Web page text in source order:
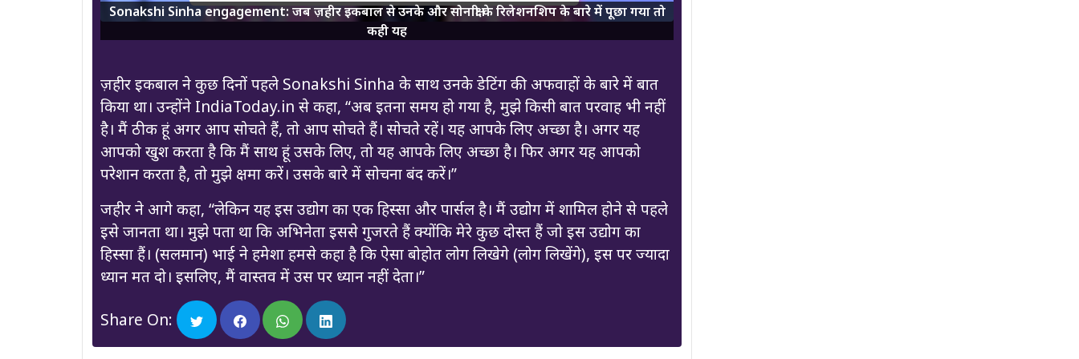
Sonakshi Sinha engagement: जब ज़हीर इकबाल से उनके और सोनाक्षी के रिलेशनशिप के बारे में पूछा गया तो
कही यह
ज़हीर इकबाल ने कुछ दिनों पहले Sonakshi Sinha के साथ उनके डेटिंग की अफवाहों के बारे में बात
किया था। उन्होंने IndiaToday.in से कहा, “अब इतना समय हो गया है, मुझे किसी बात परवाह भी नहीं
है। मैं ठीक हूं अगर आप सोचते हैं, तो आप सोचते हैं। सोचते रहें। यह आपके लिए अच्छा है। अगर यह
आपको खुश करता है कि मैं साथ हूं उसके लिए, तो यह आपके लिए अच्छा है। फिर अगर यह आपको
परेशान करता है, तो मुझे क्षमा करें। उसके बारे में सोचना बंद करें।”
जहीर ने आगे कहा, “लेकिन यह इस उद्योग का एक हिस्सा और पार्सल है। मैं उद्योग में शामिल होने से पहले
इसे जानता था। मुझे पता था कि अभिनेता इससे गुजरते हैं क्योंकि मेरे कुछ दोस्त हैं जो इस उद्योग का
हिस्सा हैं। (सलमान) भाई ने हमेशा हमसे कहा है कि ऐसा बोहोत लोग लिखेगे (लोग लिखेंगे), इस पर ज्यादा
ध्यान मत दो। इसलिए, मैं वास्तव में उस पर ध्यान नहीं देता।”
Share On: